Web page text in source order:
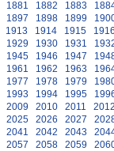
1881 1882 1883
1897 1898 1899
1913 1914 1915
1929 1930 1931
1945 1946 1947
1961 1962 1963
1977 1978 1979
1993 1994 1995
2009 2010 2011
2025 2026 2027
2041 2042 2043
2057 2058 2059